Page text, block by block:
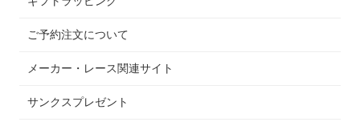
ご予約注文について
メーカー・レース関連サイト
サンクスプレゼント